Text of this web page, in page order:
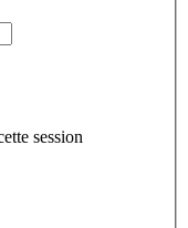
session